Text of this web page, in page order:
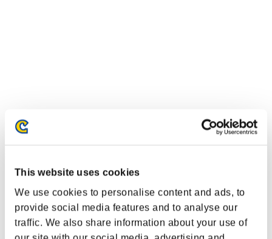
This website uses cookies
We use cookies to personalise content and ads, to
provide social media features and to analyse our
traffic. We also share information about your use of
イベントランキング
PlayStation®4
PlayStation®4